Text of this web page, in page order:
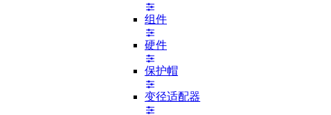
组件
硬件
保护帽
变径适配器